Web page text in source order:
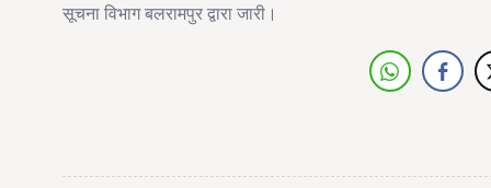
सूचना विभाग बलरामपुर द्वारा जारी।